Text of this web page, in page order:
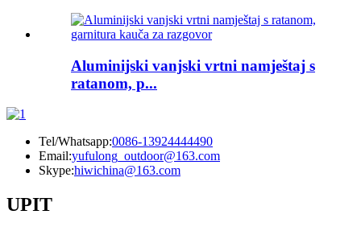
Aluminijski vanjski vrtni namještaj s
ratanom, p...
Tel/Whatsapp:0086-13924444490
Email:yufulong_outdoor@163.com
Skype:hiwichina@163.com
UPIT